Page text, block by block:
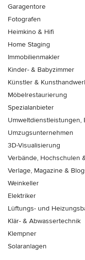
Garagentore
Fotografen
Heimkino & Hifi
Home Staging
Immobilienmakler
Kinder- & Babyzimmer
Künstler &
Möbelrestaurierung
Spezialanbieter
Umweltdienstleistungen,
Umzugsunternehmen
3D-Visualisierung
Verbände, Hochschulen
Verlage, Magazine &
Weinkeller
Elektriker
Lüftungs- und
Klär- & Abwassertechnik
Klempner
Solaranlagen